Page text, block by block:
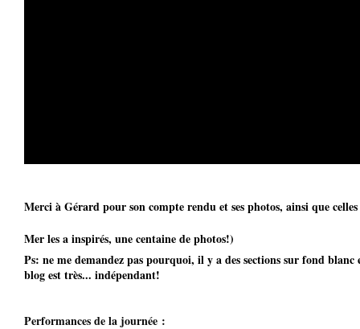
Merci à Gérard pour son compte rendu et ses photos, ainsi que
Mer les a inspirés, une centaine de photos!)
Ps: ne me demandez pas pourquoi, il y a des sections sur fond
blog est très... indépendant!
Performances de la journée :